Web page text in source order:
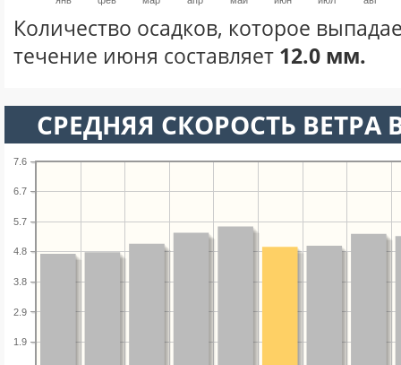
Количество осадков, которое
течение июня составляет 12.0 мм.
СРЕДНЯЯ СКОРОСТЬ
1.9
2.9
3.8
4.8
5.7
6.7
7.6